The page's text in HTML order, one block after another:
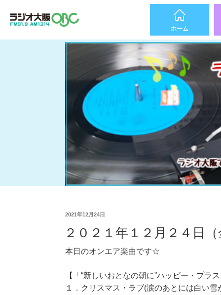
ホーム
2021年12月24日
２０２１年１２月２４日
本日のオンエア楽曲です☆
【「“新しいおとなの朝に”ハッピー・プラ
１．クリスマス・ラブ(涙のあとには白い